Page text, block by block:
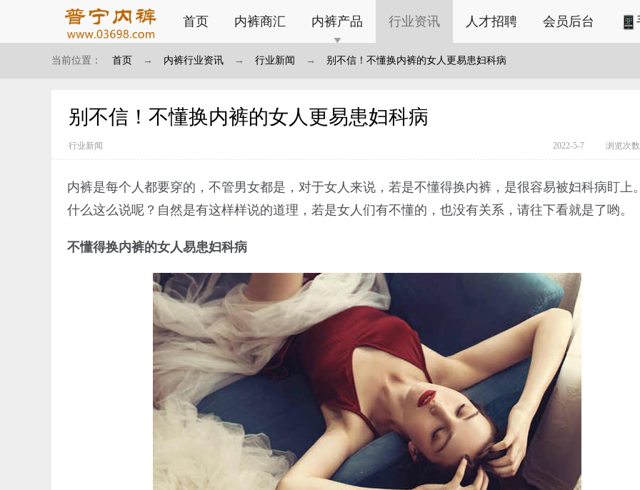
首页 内裤商汇 内裤产品 行业资讯 人才招聘 会员后台
当前位置： 首页 → 内裤行业资讯 → 行业新闻 → 别不信！不懂换内裤的女人更易患妇科病
别不信！不懂换内裤的女人更易患妇科病
行业新闻 2022-5-7 浏览次
内裤是每个人都要穿的，不管男女都是，对于女人来说，若是不懂得换内裤，是很容易被妇科病盯上
什么这么说呢？自然是有这样样说的道理，若是女人们有不懂的，也没有关系，请往下看就是了哟。
不懂得换内裤的女人易患妇科病